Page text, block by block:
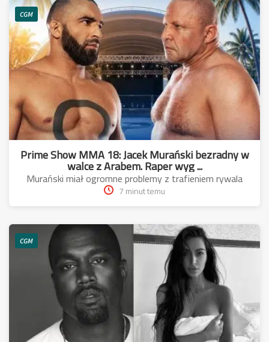
CGM
Prime Show MMA 18: Jacek Murański bezradny w
walce z Arabem. Raper wyg ...
Murański miał ogromne problemy z trafieniem rywala
7 minut temu
CGM